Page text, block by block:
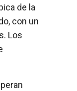
con un
Los